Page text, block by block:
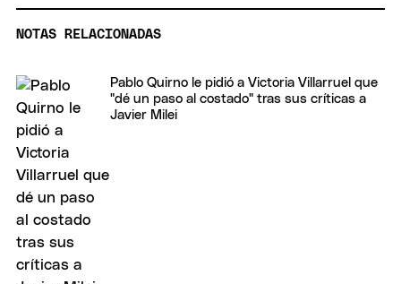
NOTAS RELACIONADAS
Pablo Quirno le pidió a Victoria Villarruel que
"dé un paso al costado" tras sus críticas a
Javier Milei